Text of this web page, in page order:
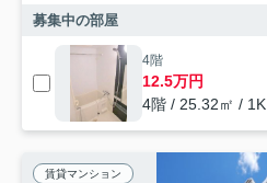
募集中の部屋
4階
12.5万円
4階 / 25.32㎡ / 1K
賃貸マンション